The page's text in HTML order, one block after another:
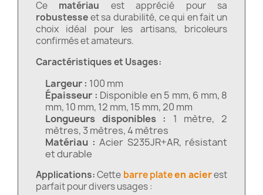
Ce matériau est apprécié pour sa
robustesseet sa durabilité, ce qui en fait un
choix idéal pour les artisans, bricoleurs
confirmés et amateurs.
Caractéristiques et Usages:
Largeur : 100 mm
Épaisseur : Disponible en 5 mm, 6 mm, 8
mm, 10 mm, 12 mm, 15 mm, 20 mm
Longueurs disponibles :
1 mètre, 2
mètres, 3 mètres, 4 mètres
Matériau : Acier S235JR+AR, résistant
et durable
Applications:Cette barre plateen acierest
parfait pour divers usages :